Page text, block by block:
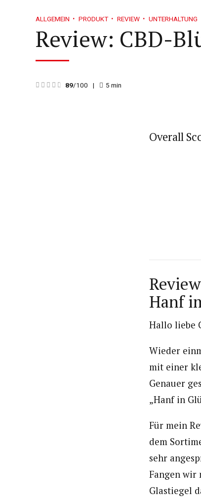
ALLGEMEIN PRODUKT REVIEW UNTERHALTUNG
Review: CBD-
89/100 5 min
Overall
Hanf
Hallo liebe
Wieder
mit einer
Genauer
„Hanf in
Für mein
dem
sehr
Fangen wir
Glastiegel